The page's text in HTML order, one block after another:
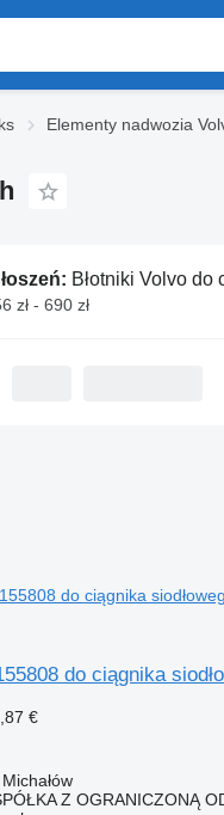
Elementy nadwozia
Błotniki Volvo do ciągników
zł - 690 zł
do ciągnika
€
Z OGRANICZONĄ